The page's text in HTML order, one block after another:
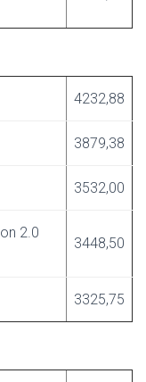
4232,88
3879,38
3532,00
2.0
3448,50
3325,75